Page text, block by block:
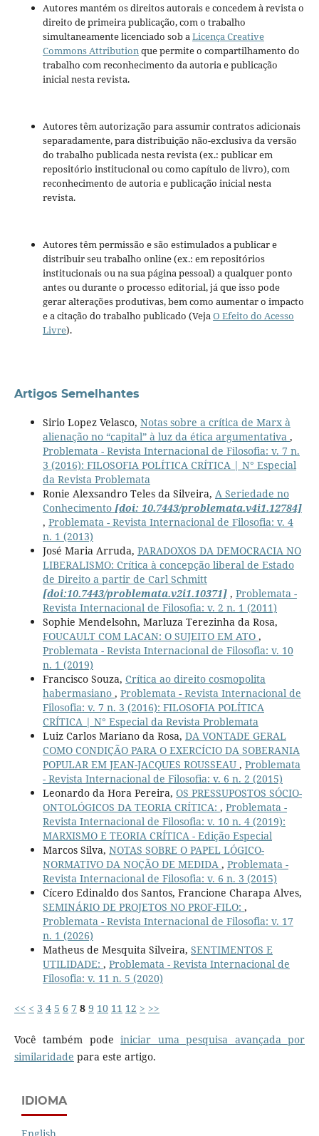
Autores mantém os direitos autorais e concedem à revista o
direito de primeira publicação, com o trabalho
simultaneamente licenciado sob aLicença Creative
Commons Attributionque permite o compartilhamento do
trabalho com reconhecimento da autoria e publicação
inicial nesta revista.
Autores têm autorização para assumir contratos adicionais
separadamente, para distribuição não-exclusiva da versão
do trabalho publicada nesta revista (ex.: publicar em
repositório institucional ou como capítulo de livro), com
reconhecimento de autoria e publicação inicial nesta
revista.
Autores têm permissão e são estimulados a publicar e
distribuir seu trabalho online (ex.: em repositórios
institucionais ou na sua página pessoal) a qualquer ponto
antes ou durante o processo editorial, já que isso pode
gerar alterações produtivas, bem como aumentar o impacto
e a citação do trabalho publicado (VejaO Efeito do Acesso
Livre).
Artigos Semelhantes
Sirio Lopez Velasco, Notas sobre a crítica de Marx à
alienação no “capital” à luz da ética argumentativa ,
Problemata - Revista Internacional de Filosofia: v. 7 n.
3 (2016): FILOSOFIA POLÍTICA CRÍTICA | N° Especial
da Revista Problemata
Ronie Alexsandro Teles da Silveira, A Seriedade no
Conhecimento [doi: 10.7443/problemata.v4i1.12784]
, Problemata - Revista Internacional de Filosofia: v. 4
n. 1 (2013)
José Maria Arruda, PARADOXOS DA DEMOCRACIA NO
LIBERALISMO: Crítica à concepção liberal de Estado
de Direito a partir de Carl Schmitt
[doi:10.7443/problemata.v2i1.10371], Problemata -
Revista Internacional de Filosofia: v. 2 n. 1 (2011)
Sophie Mendelsohn, Marluza Terezinha da Rosa,
FOUCAULT COM LACAN: O SUJEITO EM ATO ,
Problemata - Revista Internacional de Filosofia: v. 10
n. 1 (2019)
Francisco Souza, Crítica ao direito cosmopolita
habermasiano , Problemata - Revista Internacional de
Filosofia: v. 7 n. 3 (2016): FILOSOFIA POLÍTICA
CRÍTICA | N° Especial da Revista Problemata
Luiz Carlos Mariano da Rosa, DA VONTADE GERAL
COMO CONDIÇÃO PARA O EXERCÍCIO DA SOBERANIA
POPULAR EM JEAN-JACQUES ROUSSEAU , Problemata
- Revista Internacional de Filosofia: v. 6 n. 2 (2015)
Leonardo da Hora Pereira, OS PRESSUPOSTOS SÓCIO-
ONTOLÓGICOS DA TEORIA CRÍTICA: , Problemata -
Revista Internacional de Filosofia: v. 10 n. 4 (2019):
MARXISMO E TEORIA CRÍTICA - Edição Especial
Marcos Silva, NOTAS SOBRE O PAPEL LÓGICO-
NORMATIVO DA NOÇÃO DE MEDIDA , Problemata -
Revista Internacional de Filosofia: v. 6 n. 3 (2015)
Cícero Edinaldo dos Santos, Francione Charapa Alves,
SEMINÁRIO DE PROJETOS NO PROF-FILO: ,
Problemata - Revista Internacional de Filosofia: v. 17
n. 1 (2026)
Matheus de Mesquita Silveira, SENTIMENTOS E
UTILIDADE: , Problemata - Revista Internacional de
Filosofia: v. 11 n. 5 (2020)
<< < 3 4 5 6 7 8 9 10 11 12 > >>
Você também podeiniciar uma pesquisa avançada por
similaridade para este artigo.
IDIOMA